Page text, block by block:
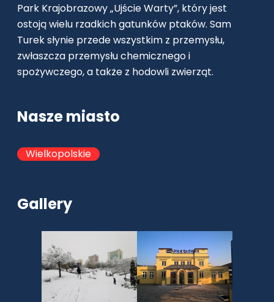
Park Krajobrazowy „Ujście Warty”, który jest
ostoją wielu rzadkich gatunków ptaków. Sam
Turek słynie przede wszystkim z przemysłu,
zwłaszcza przemysłu chemicznego i
spożywczego, a także z hodowli zwierząt.
Nasze miasto
Wielkopolskie
Gallery